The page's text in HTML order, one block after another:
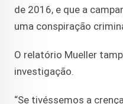
de 2016, e que a
uma conspiração
O relatório Mueller
investigação.
“Se tivéssemos a